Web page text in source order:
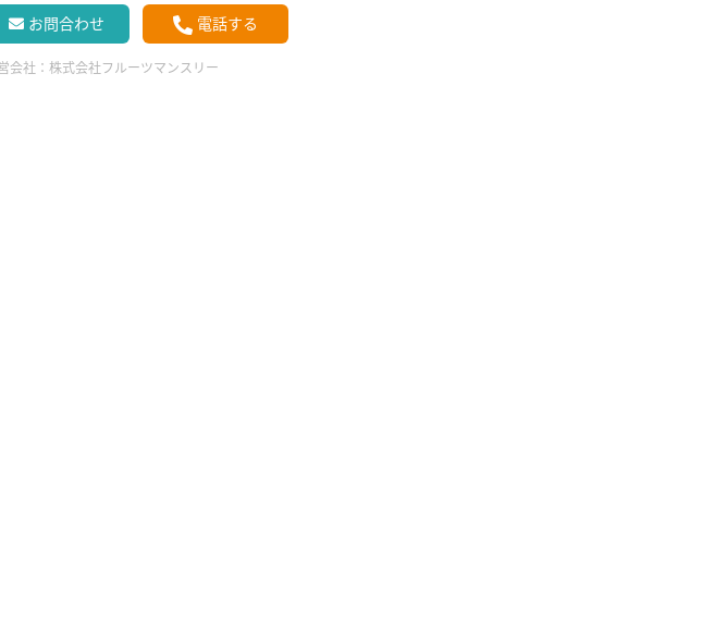
お問合わせ 電話する
会社： 株式会社フルーツマンスリー